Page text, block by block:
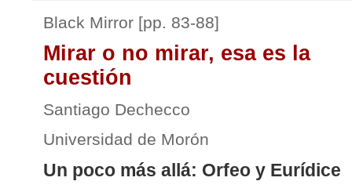
Black Mirror [pp. 83-88]
Mirar o no mirar, esa es la
cuestión
Santiago Dechecco
Universidad de Morón
Un poco más allá: Orfeo y Eurídice